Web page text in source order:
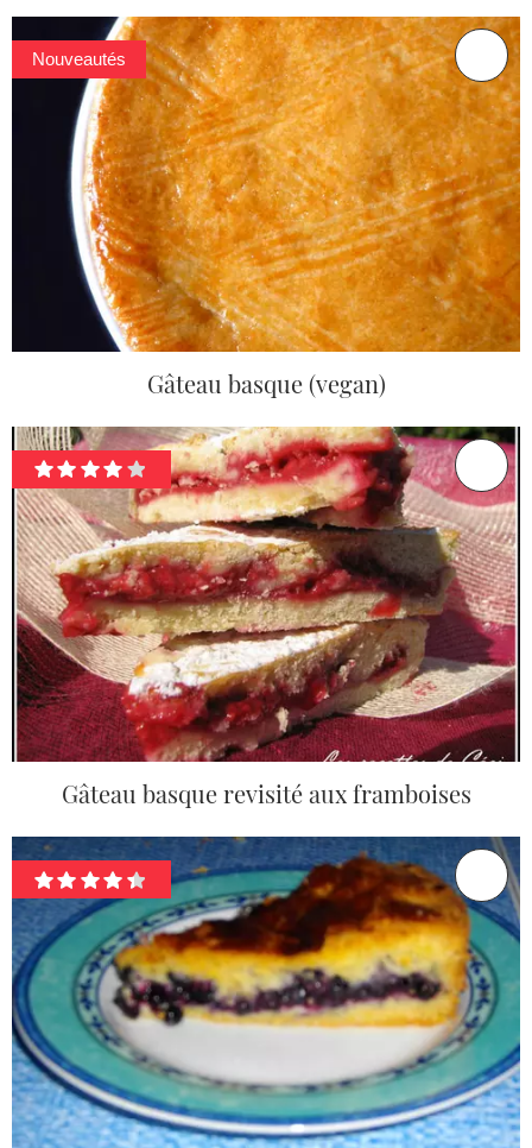
Nouveautés
Gâteau basque (vegan)
Gâteau basque revisité aux framboises